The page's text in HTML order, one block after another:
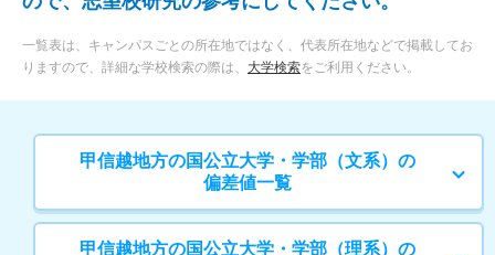
一覧表は、キャンパスごとの所在地ではなく、代表所在地などで掲載してお
りますので、詳細な学校検索の際は、 大学検索をご利用ください。
甲信越地方の国公立大学・学部（文系）の
偏差値一覧
甲信越地方の国公立大学・学部（理系）の